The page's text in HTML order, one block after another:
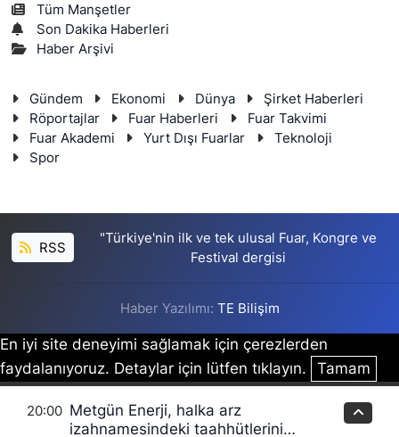
Tüm Manşetler
Son Dakika Haberleri
Haber Arşivi
Gündem Ekonomi Dünya
Şirket Haberleri
Röportajlar
Fuar Haberleri
Fuar Takvimi
Fuar Akademi
Yurt Dışı Fuarlar
Teknoloji
Spor
RSS
"Türkiye'nin ilk ve tek ulusal Fuar, Kongre ve
Festival dergisi
Haber Yazılımı: TE Bilişim
En iyi site deneyimi sağlamak için çerezlerden
faydalanıyoruz. Detaylar için lütfen tıklayın.
Tamam
20:00 Metgün Enerji, halka arz
izahnamesindeki taahhütlerini